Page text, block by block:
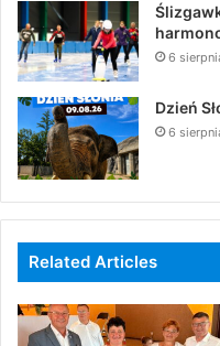
6
Dzień
6
Related Articles